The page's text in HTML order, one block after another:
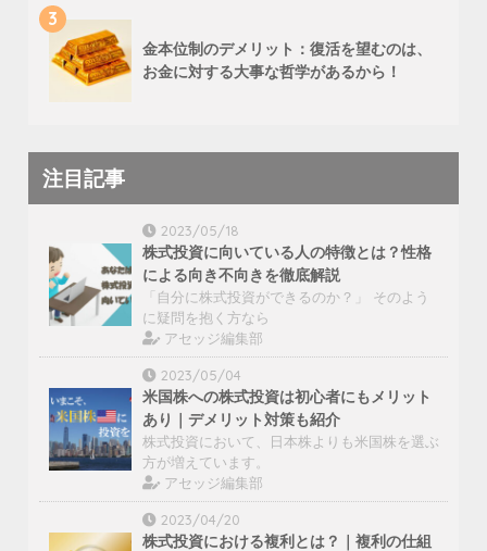
3
金本位制のデメリット：復活を望むのは、
お金に対する大事な哲学があるから！
注目記事
2023/05/18
株式投資に向いている人の特徴とは？性格
による向き不向きを徹底解説
「自分に株式投資ができるのか？」 そのよう
に疑問を抱く方なら
アセッジ編集部
2023/05/04
米国株への株式投資は初心者にもメリット
あり｜デメリット対策も紹介
株式投資において、日本株よりも米国株を選ぶ
方が増えています。
アセッジ編集部
2023/04/20
株式投資における複利とは？｜複利の仕組